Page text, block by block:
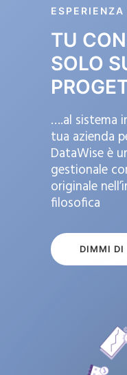
ESPERIENZA
TU
SOLO
….al sistema
tua azienda
DataWise è
gestionale
originale
filosofica
DIMMI DI